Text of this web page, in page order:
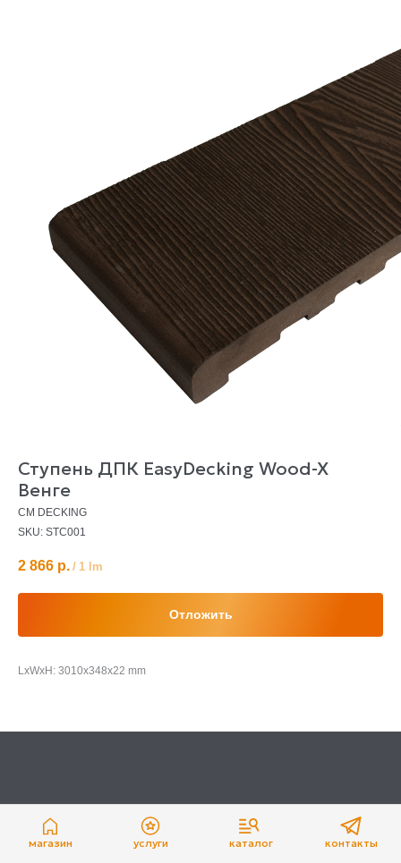
магазин услуги каталог контакты
Ступень ДПК EasyDecking Wood-X
Венге
CM DECKING
SKU: STC001
2 866 р. / 1 lm
Отложить
LxWxH: 3010x348x22 mm